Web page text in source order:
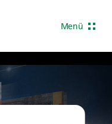
Menü